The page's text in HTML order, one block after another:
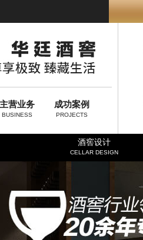
主营业务
BUSINESS
成功案例
PROJECTS
酒窖设计
CELLAR DESIGN